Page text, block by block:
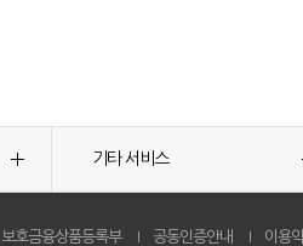
기타 서비스
보호금융상품등록부 공동인증안내 이용